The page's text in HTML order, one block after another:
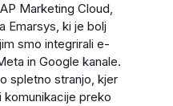
Marketing Cloud,
Emarsys, ki je bolj
smo integrirali e-
in Google kanale.
spletno stranjo, kjer
preko